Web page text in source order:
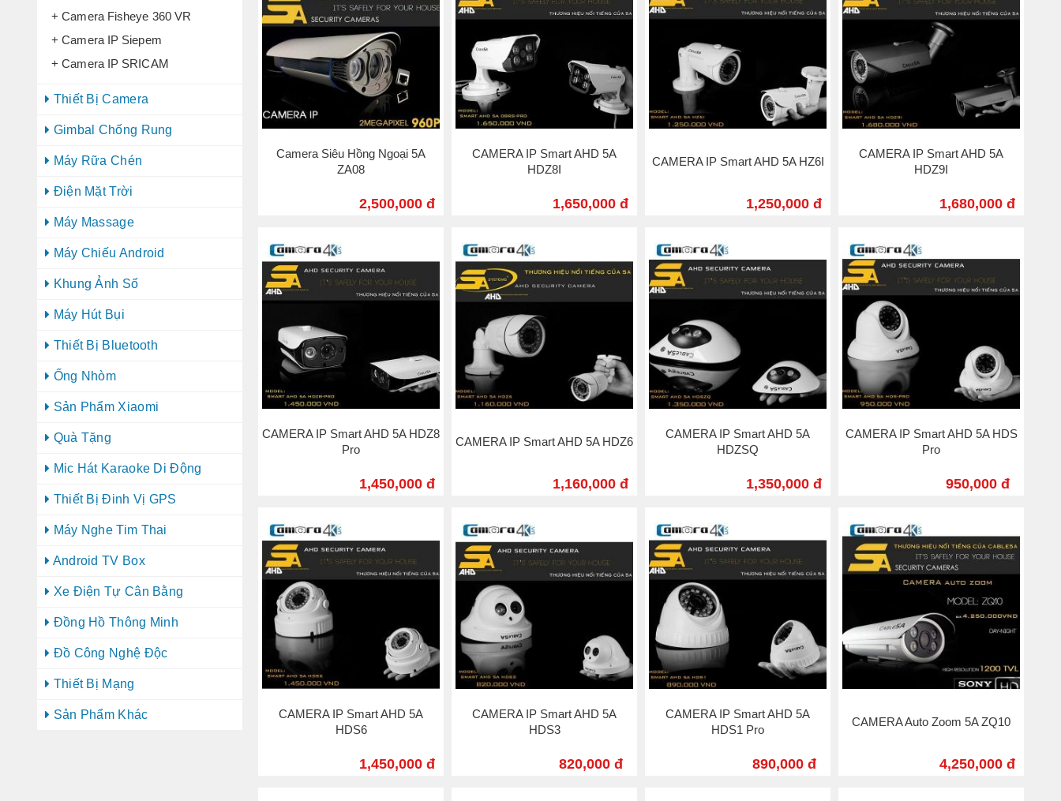
+ Camera Fisheye 360 VR
+ Camera IP Siepem
+ Camera IP SRICAM
Thiết Bị Camera
Gimbal Chống Rung
Máy Rữa Chén
Điện Mặt Trời
Máy Massage
Máy Chiếu Android
Khung Ảnh Số
Máy Hút Bụi
Thiết Bị Bluetooth
Ống Nhòm
Sản Phẩm Xiaomi
Quà Tặng
Mic Hát Karaoke Di Động
Thiết Bị Đinh Vị GPS
Máy Nghe Tim Thai
Android TV Box
Xe Điện Tự Cân Bằng
Đồng Hồ Thông Minh
Đồ Công Nghệ Độc
Thiết Bị Mạng
Sản Phẩm Khác
Camera Siêu Hồng Ngoại 5A
ZA08
2,500,000 đ
CAMERA IP Smart AHD 5A
HDZ8I
1,650,000 đ
CAMERA IP Smart AHD 5A HZ6I
1,250,000 đ
CAMERA IP Smart AHD 5A
HDZ9I
1,680,000 đ
CAMERA IP Smart AHD 5A HDZ8
Pro
1,450,000 đ
CAMERA IP Smart AHD 5A HDZ6
1,160,000 đ
CAMERA IP Smart AHD 5A
HDZSQ
1,350,000 đ
CAMERA IP Smart AHD 5A HDS
Pro
950,000 đ
CAMERA IP Smart AHD 5A
HDS6
1,450,000 đ
CAMERA IP Smart AHD 5A
HDS3
820,000 đ
CAMERA IP Smart AHD 5A
HDS1 Pro
890,000 đ
CAMERA Auto Zoom 5A ZQ10
4,250,000 đ